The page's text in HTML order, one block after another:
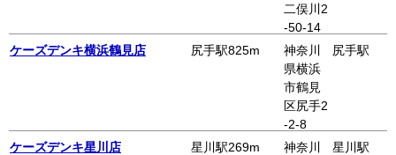
階
二俣川2
-50-14
ジョイ
ナステ
ラス二
俣川 3
階
ケーズデンキ横浜鶴見店 尻手駅825m
神奈川
県横浜
市鶴見
区尻手2
-2-8
尻手駅
ケーズデンキ星川店 星川駅269m
神奈川
星川駅